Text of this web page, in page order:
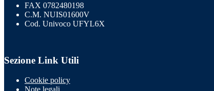
FAX 0782480198
C.M. NUIS01600V
Cod. Univoco UFYL6X
Sezione Link Utili
Cookie policy
Note legali